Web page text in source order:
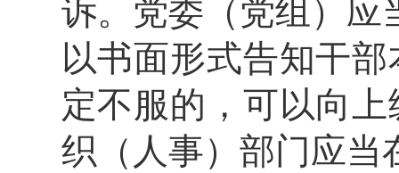
诉。党委（党组）应
以书面形式告知干
定不服的，可以向
织（人事）部门应当